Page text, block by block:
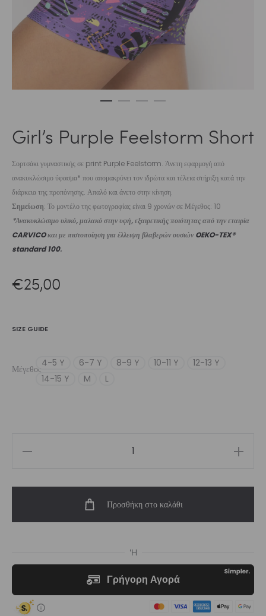
Girl’s Purple Feelstorm Short
Σορτσάκι γυμναστικής σε print Purple Feelstorm. Άνετη εφαρμογή από
ανακυκλώσιμο ύφασμα* που απομακρύνει τον ιδρώτα και τέλεια στήριξη κατά την
διάρκεια της προπόνησης. Απαλό και άνετο στην κίνηση.
Σημείωση: Το μοντέλο της φωτογραφίας είναι 9 χρονών σε Μέγεθος: 10
*Ανακυκλώσιμο υλικό, μαλακό στην υφή, εξαιρετικής ποιότητας από την εταιρία
CARVICOκαι με πιστοποίηση για έλλειψη βλαβερών ουσιών OEKO-TEX®
standard 100.
€25,00
SIZE GUIDE
Μέγεθος
4-5 Y 6-7 Y 8-9 Y 10-11 Y
12-13 Y
14-15 Y
M L
ποσότητα
Προσθήκη στο καλάθι